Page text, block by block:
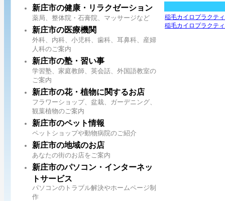
新庄市の健康・リラクゼーション
薬局、整体院・石膏院、マッサージなど
新庄市の医療機関
外科、内科、小児科、歯科、耳鼻科、産婦
人科のご案内
新庄市の塾・習い事
学習塾、家庭教師、英会話、外国語教室の
ご案内
新庄市の花・植物に関するお店
フラワーショップ、盆栽、ガーデニング、
観葉植物のご案内
新庄市のペット情報
ペットショップや動物病院のご紹介
新庄市の地域のお店
あなたの街のお店をご案内
新庄市のパソコン・インターネッ
トサービス
パソコンのトラブル解決やホームページ制
作
稲毛カイロプラクテ
稲毛カイロプラクテ